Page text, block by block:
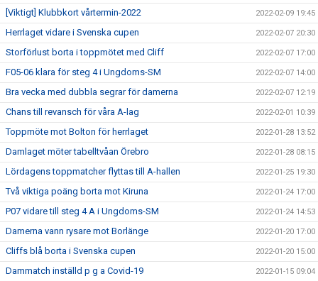
[Viktigt] Klubbkort vårtermin-2022 2022-02-09 19:45
Herrlaget vidare i Svenska cupen 2022-02-07 20:30
Storförlust borta i toppmötet med Cliff 2022-02-07 17:00
F05-06 klara för steg 4 i Ungdoms-SM 2022-02-07 14:00
Bra vecka med dubbla segrar för damerna 2022-02-07 12:19
Chans till revansch för våra A-lag 2022-02-01 10:39
Toppmöte mot Bolton för herrlaget 2022-01-28 13:52
Damlaget möter tabelltvåan Örebro 2022-01-28 08:15
Lördagens toppmatcher flyttas till A-hallen 2022-01-25 19:30
Två viktiga poäng borta mot Kiruna 2022-01-24 17:00
P07 vidare till steg 4 A i Ungdoms-SM 2022-01-24 14:53
Damerna vann rysare mot Borlänge 2022-01-20 17:00
Cliffs blå borta i Svenska cupen 2022-01-20 15:00
Dammatch inställd p g a Covid-19 2022-01-15 09:04